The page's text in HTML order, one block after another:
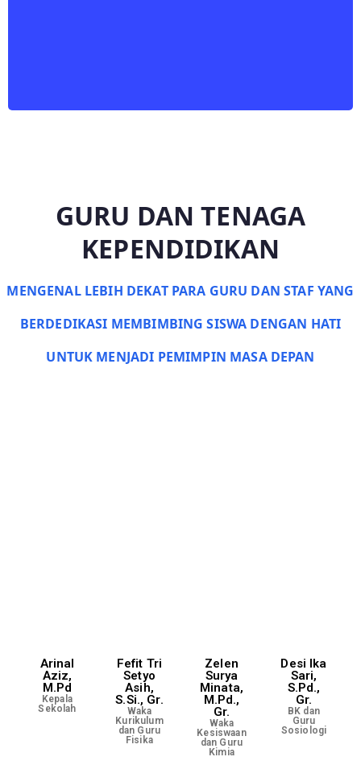
GURU DAN TENAGA
KEPENDIDIKAN
MENGENAL LEBIH DEKAT PARA GURU DAN STAF YANG
BERDEDIKASI MEMBIMBING SISWA DENGAN HATI
UNTUK MENJADI PEMIMPIN MASA DEPAN
Arinal
Aziz,
M.Pd
Kepala
Sekolah
Fefit Tri
Setyo
Asih,
S.Si., Gr.
Waka
Kurikulum
dan Guru
Fisika
Zelen
Surya
Minata,
M.Pd.,
Gr.
Waka
Kesiswaan
dan Guru
Kimia
Desi Ika
Sari,
S.Pd.,
Gr.
BK dan
Guru
Sosiologi